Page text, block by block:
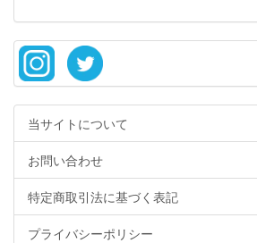
当サイトについて
お問い合わせ
特定商取引法に基づく表記
プライバシーポリシー